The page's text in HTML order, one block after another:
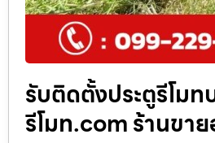
รับติดตั้งประตูรีโมท
รีโมท.com ร้านขาย